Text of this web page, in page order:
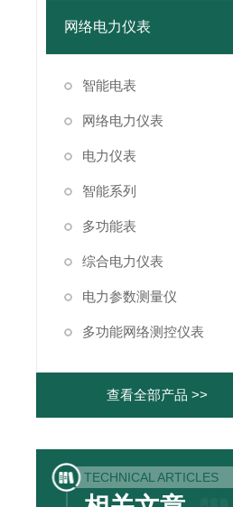
网络电力仪表
智能电表
网络电力仪表
电力仪表
智能系列
多功能表
综合电力仪表
电力参数测量仪
多功能网络测控仪表
查看全部产品 >>
TECHNICAL ARTICLES